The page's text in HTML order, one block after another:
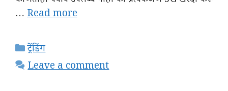
… Read more
Categories
ट्रेंडिंग
Leave a comment